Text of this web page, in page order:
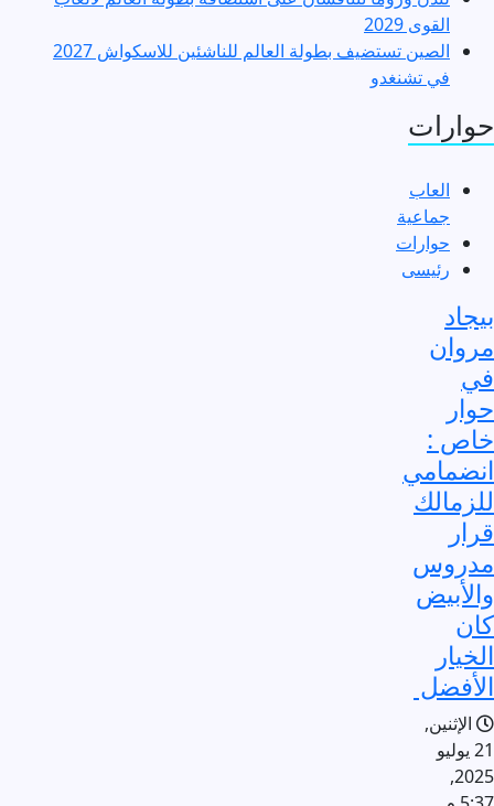
القوى 2029
الصين تستضيف بطولة العالم للناشئين للاسكواش 2027
في تشنغدو
حوارات
العاب
جماعية
حوارات
رئيسى
بيجاد
مروان
في
حوار
خاص :
انضمامي
للزمالك
قرار
مدروس
والأبيض
كان
الخيار
الأفضل
الإثنين,
21 يوليو
2025,